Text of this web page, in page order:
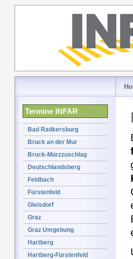
Termine INFAR
Bad Radkersburg
Bruck an der Mur
Bruck-Mürzzuschlag
Deutschlandsberg
Feldbach
Fürstenfeld
Gleisdorf
Graz
Graz Umgebung
Hartberg
Hartberg-Fürstenfeld